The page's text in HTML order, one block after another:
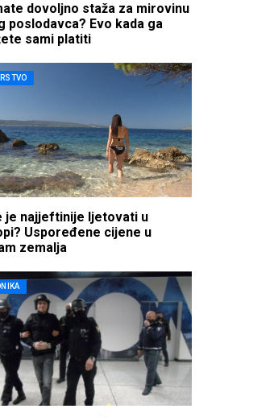
dovoljno staža za mirovinu
poslodavca? Evo kada ga
sami platiti
je najjeftinije ljetovati u
Uspoređene cijene u
zemalja